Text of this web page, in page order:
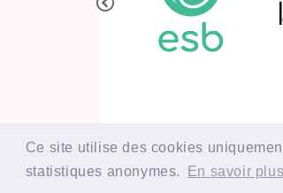
Ce site utilise des cookies
statistiques anonymes.
En savoir plus
IESF 2024